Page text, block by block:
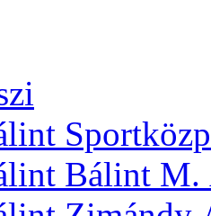
Bálint